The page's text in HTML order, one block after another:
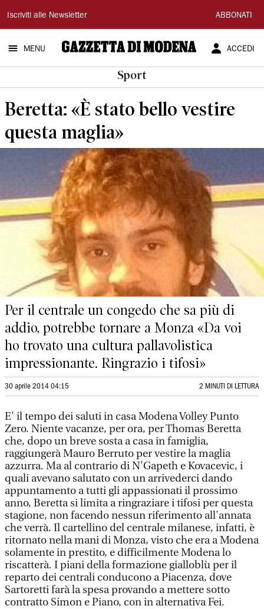
Gazzetta
di
Modena
Iscriviti alle Newsletter ABBONATI
MENU ACCEDI
Sport
Beretta: «È stato bello vestire
questa maglia»
Per il centrale un congedo che sa più di
addio, potrebbe tornare a Monza «Da voi
ho trovato una cultura pallavolistica
impressionante. Ringrazio i tifosi»
30 aprile 2014 04:15 2 MINUTI DI LETTURA
E' il tempo dei saluti in casa Modena Volley Punto
Zero. Niente vacanze, per ora, per Thomas Beretta
che, dopo un breve sosta a casa in famiglia,
raggiungerà Mauro Berruto per vestire la maglia
azzurra. Ma al contrario di N'Gapeth e Kovacevic, i
quali avevano salutato con un arrivederci dando
appuntamento a tutti gli appassionati il prossimo
anno, Beretta si limita a ringraziare i tifosi per questa
stagione, non facendo nessun riferimento all'annata
che verrà. Il cartellino del centrale milanese, infatti, è
ritornato nella mani di Monza, visto che era a Modena
solamente in prestito, e difficilmente Modena lo
riscatterà. I piani della formazione gialloblù per il
reparto dei centrali conducono a Piacenza, dove
Sartoretti farà la spesa provando a mettere sotto
contratto Simon e Piano, con in alternativa Fei.